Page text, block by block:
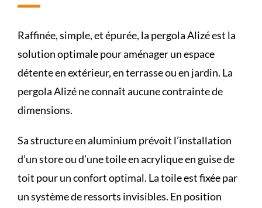
Raffinée, simple, et épurée, la pergola Alizé est la
solution optimale pour aménager un espace
détente en extérieur, en terrasse ou en jardin. La
pergola Alizé ne connaît aucune contrainte de
dimensions.
Sa structure en aluminium prévoit l’installation
d’un store ou d’une toile en acrylique en guise de
toit pour un confort optimal. La toile est fixée par
un système de ressorts invisibles. En position